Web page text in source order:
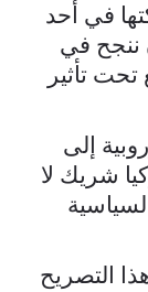
في أحد
ننجح في
تحت تأثير
إلى
شريك لا
التصريح